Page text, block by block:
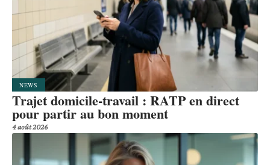
NEWS
Trajet domicile-travail : RATP en direct
pour partir au bon moment
4 août 2026